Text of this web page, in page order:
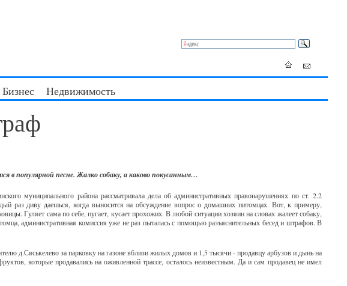
Бизнес Недвижимость
в популярной песне. Жалко собаку, а каково покусанным…
муниципального района рассматривала дела об административных правонарушениях по ст. 2.2
раз диву даешься, когда выносится на обсуждение вопрос о домашних питомцах. Вот, к примеру,
Гуляет сама по себе, пугает, кусает прохожих. В любой ситуации хозяин на словах жалеет собаку,
административная комиссия уже не раз пыталась с помощью разъяснительных бесед и штрафов. В
д.Сяськелево за парковку на газоне вблизи жилых домов и 1,5 тысячи - продавцу арбузов и дынь на
которые продавались на оживленной трассе, осталось неизвестным. Да и сам продавец не имел